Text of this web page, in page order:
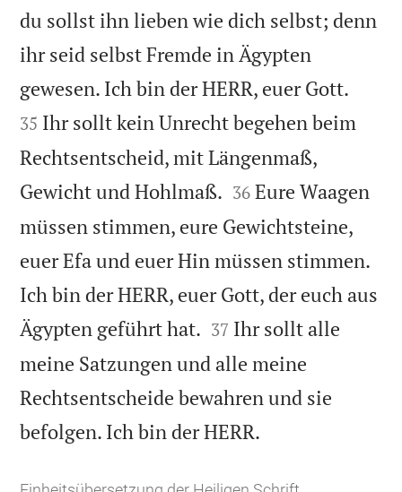
du sollst ihn lieben wie dich selbst; denn
ihr seid selbst Fremde in Ägypten
gewesen. Ich bin der HERR, euer Gott.
35 Ihr sollt kein Unrecht begehen beim
Rechtsentscheid, mit Längenmaß,
Gewicht und Hohlmaß. 

36 Eure Waagen
müssen stimmen, eure Gewichtsteine,
euer Efa und euer Hin müssen stimmen.
Ich bin der HERR, euer Gott, der euch aus
Ägypten geführt hat. 

37 Ihr sollt alle
meine Satzungen und alle meine
Rechtsentscheide bewahren und sie
befolgen. Ich bin der HERR.